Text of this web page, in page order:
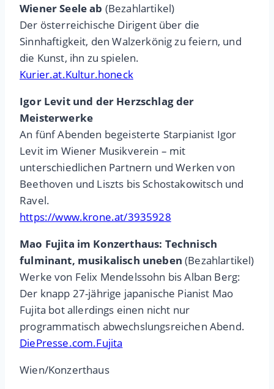
Wiener Seele ab (Bezahlartikel)
Der österreichische Dirigent über die
Sinnhaftigkeit, den Walzerkönig zu feiern, und
die Kunst, ihn zu spielen.
Kurier.at.Kultur.honeck
Igor Levit und der Herzschlag der
Meisterwerke
An fünf Abenden begeisterte Starpianist Igor
Levit im Wiener Musikverein – mit
unterschiedlichen Partnern und Werken von
Beethoven und Liszts bis Schostakowitsch und
Ravel.
https://www.krone.at/3935928
Mao Fujita im Konzerthaus: Technisch
fulminant, musikalisch uneben (Bezahlartikel)
Werke von Felix Mendelssohn bis Alban Berg:
Der knapp 27-jährige japanische Pianist Mao
Fujita bot allerdings einen nicht nur
programmatisch abwechslungsreichen Abend.
DiePresse.com.Fujita
Wien/Konzerthaus